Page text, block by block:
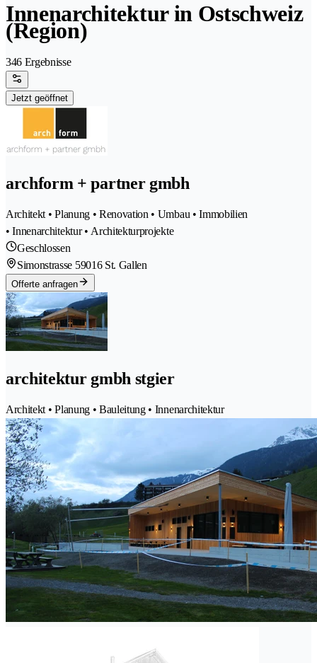
Innenarchitektur in Ostschweiz
(Region)
346 Ergebnisse
Jetzt geöffnet
archform + partner gmbh
Architekt • Planung • Renovation • Umbau • Immobilien
• Innenarchitektur • Architekturprojekte
Geschlossen
Simonstrasse 59016 St. Gallen
Offerte anfragen
architektur gmbh stgier
Architekt • Planung • Bauleitung • Innenarchitektur